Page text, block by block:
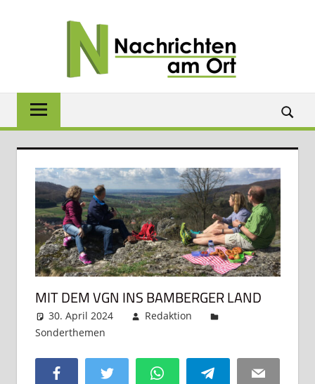
ORT
Lokale
News
Baunach,
Gerach,
Hallstadt,
Kemmern,
Lauter,
Rattelsdorf,
Reckendorf
MIT DEM VGN INS BAMBERGER LAND
30. April 2024
Redaktion
Sonderthemen
Facebook Twitter WhatsAppTelegram Email